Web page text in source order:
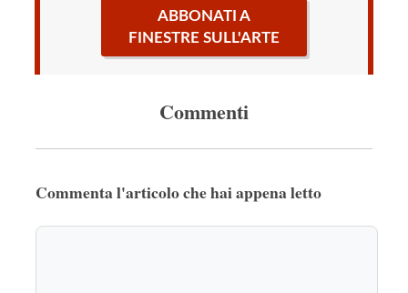
ABBONATI A
FINESTRE SULL'ARTE
Commenti
Commenta l'articolo che hai appena letto